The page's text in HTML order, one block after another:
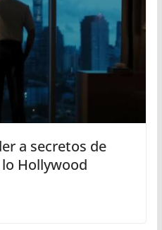
a secretos de
Hollywood